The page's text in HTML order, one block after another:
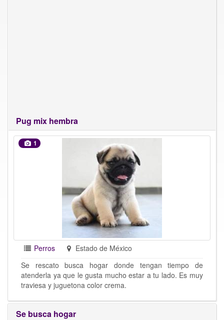
Pug mix hembra
1
Perros
Estado de México
Se rescato busca hogar donde tengan tiempo de
atenderla ya que le gusta mucho estar a tu lado. Es muy
traviesa y juguetona color crema.
Se busca hogar